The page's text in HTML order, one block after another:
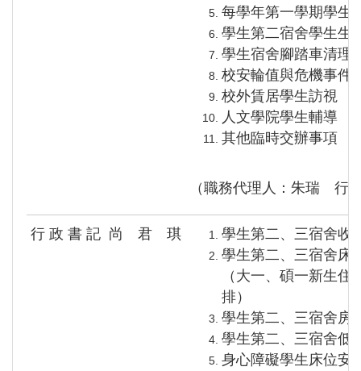
每學年第一學期學生
學生第二宿舍學生生
學生宿舍腳踏車清理
校安輪值與危機事件
校外賃居學生訪視
人文學院學生輔導
其他臨時交辦事項
（職務代理人：朱瑞 行
行 政 書 記 尚 君 琪
學生第二、三宿舍收
學生第二、三宿舍床
（大一、碩一新生
排）
學生第二、三宿舍房
學生第二、三宿舍低
身心障礙學生床位安